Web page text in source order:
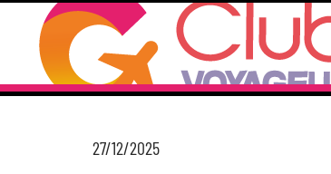
27/12/2025